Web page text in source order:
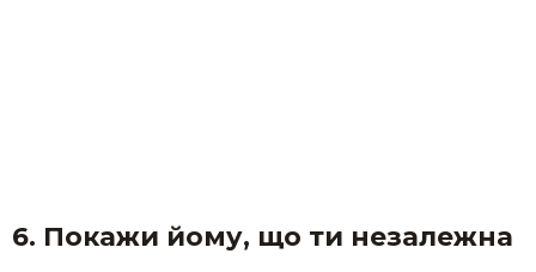
6. Покажи йому, що ти незалежна